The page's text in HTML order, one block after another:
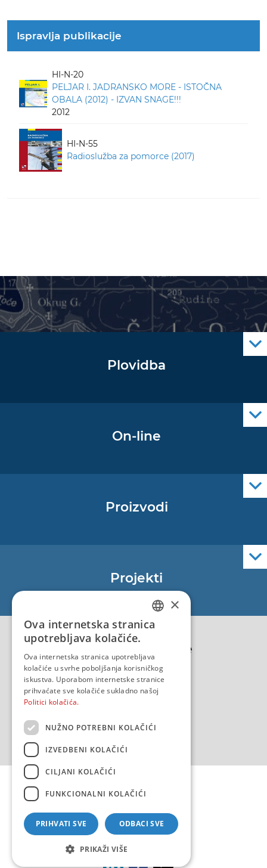
Ispravlja publikacije
HI-N-20
PELJAR I. JADRANSKO MORE - ISTOČNA
OBALA (2012) - IZVAN SNAGE!!!
2012
HI-N-55
Radioslužba za pomorce (2017)
Plovidba
On-line
Proizvodi
Projekti
EU - Projekt Core
EU - EU/IPA Projekt JASPPer
EU - Projekt NauTour
Politika kvalitete
Copyright 2026 by HHI
Design & development:
CROATIAN
×
Ova internetska stranica
upotrebljava kolačiće.
Ova internetska stranica upotrebljava
kolačiće u svrhe poboljšanja korisničkog
iskustva. Uporabom internetske stranice
prihvaćate sve kolačiće sukladno našoj
Politici kolačića.
NUŽNO POTREBNI KOLAČIĆI
IZVEDBENI KOLAČIĆI
CILJANI KOLAČIĆI
FUNKCIONALNI KOLAČIĆI
PRIHVATI SVE ODBACI SVE
PRIKAŽI VIŠE